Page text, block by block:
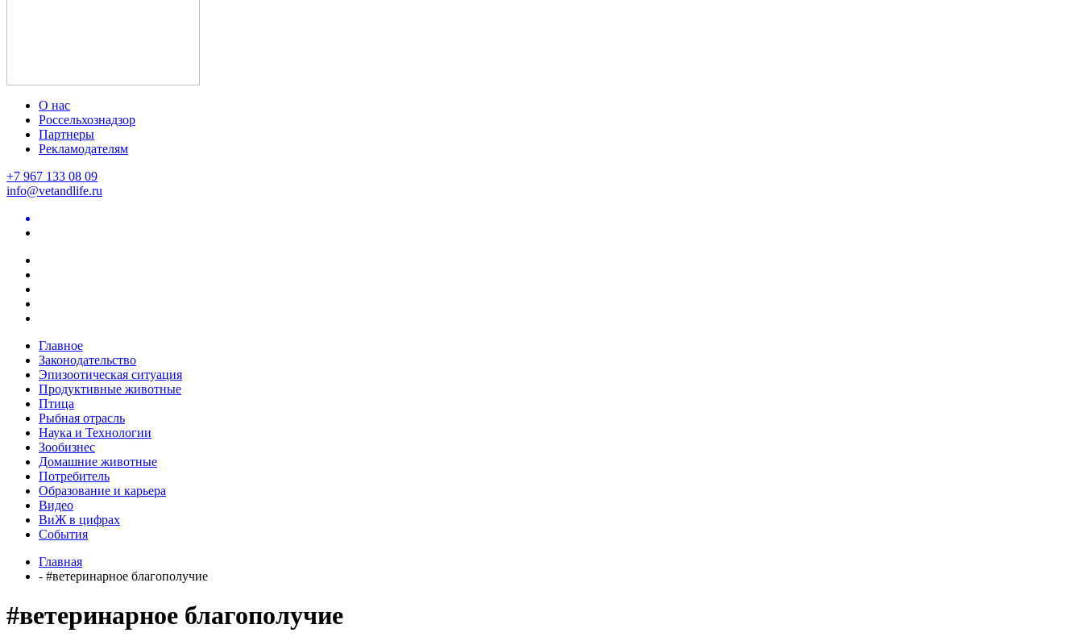
О нас
Россельхознадзор
Партнеры
Рекламодателям
+7 967 133 08 09
info@vetandlife.ru
Главное
Законодательство
Эпизоотическая ситуация
Продуктивные животные
Птица
Рыбная отрасль
Наука и Технологии
Зообизнес
Домашние животные
Потребитель
Образование и карьера
Видео
ВиЖ в цифрах
События
Главная
- #ветеринарное благополучие
#ветеринарное благополучие